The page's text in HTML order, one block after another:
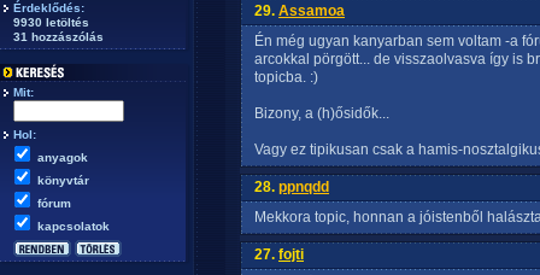
Érdeklődés:
9930 letöltés
31 hozzászólás
Mit:
Hol:
anyagok
könyvtár
fórum
kapcsolatok
29. Assamoa
Én még ugyan kanyarban sem voltam -a
arcokkal pörgött... de visszaolvasva így is
topicba. :)
Bizony, a (h)ősidők...
Vagy ez tipikusan csak a hamis-
28. ppnqdd
Mekkora topic, honnan a jóistenből
27. fojti